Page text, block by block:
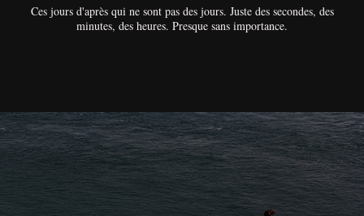
Ces jours d'après qui ne sont pas des jours. Juste des secondes, des
minutes, des heures. Presque sans importance.